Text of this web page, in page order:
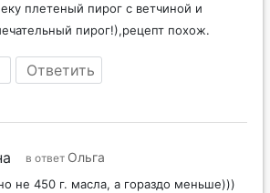
плетеный пирог с ветчиной и
пирог!),рецепт похож.
Ответить
в ответ Ольга
не 450 г. масла, а гораздо меньше)))